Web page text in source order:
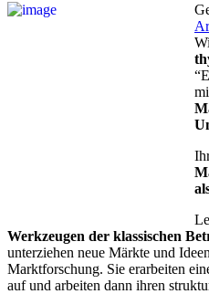
Werkzeu­gen der klassischen
unterziehen neue Märkte und
Marktforschung. Sie erarbei­ten
auf und arbeiten dann ihren